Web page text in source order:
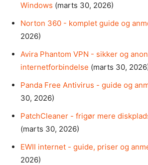
Windows (marts 30, 2026)
Norton 360 - komplet guide og
2026)
Avira Phantom VPN - sikker og
internetforbindelse (marts 30,
Panda Free Antivirus - guide og
30, 2026)
PatchCleaner - frigør mere
(marts 30, 2026)
EWII internet - guide, priser og
2026)